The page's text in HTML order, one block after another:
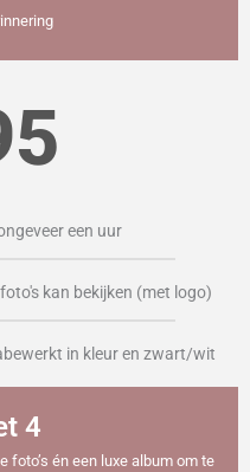
een uur
kan bekijken (met logo)
in kleur en zwart/wit
4
én een luxe album om te